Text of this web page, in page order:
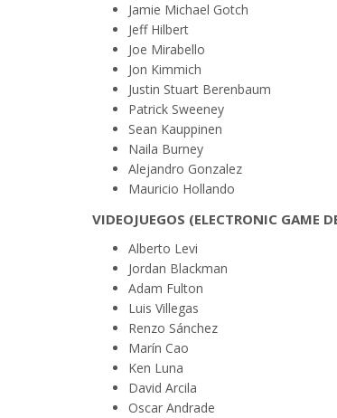
Jamie Michael Gotch
Jeff Hilbert
Joe Mirabello
Jon Kimmich
Justin Stuart Berenbaum
Patrick Sweeney
Sean Kauppinen
Naila Burney
Alejandro Gonzalez
Mauricio Hollando
VIDEOJUEGOS (ELECTRONIC GAME
Alberto Levi
Jordan Blackman
Adam Fulton
Luis Villegas
Renzo Sánchez
Marín Cao
Ken Luna
David Arcila
Oscar Andrade